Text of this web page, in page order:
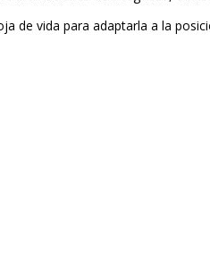
de vida para adaptarla a la